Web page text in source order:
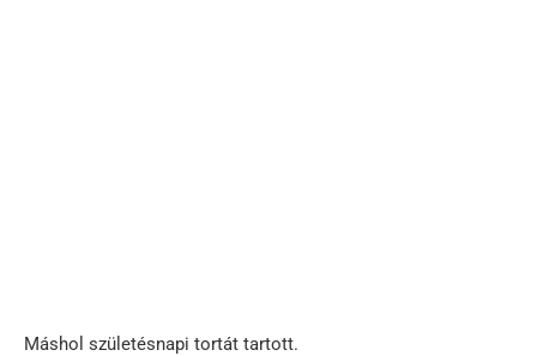
Máshol születésnapi tortát tartott.